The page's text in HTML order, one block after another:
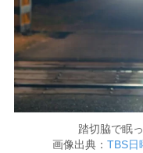
踏切脇で眠
画像出典： TBS日